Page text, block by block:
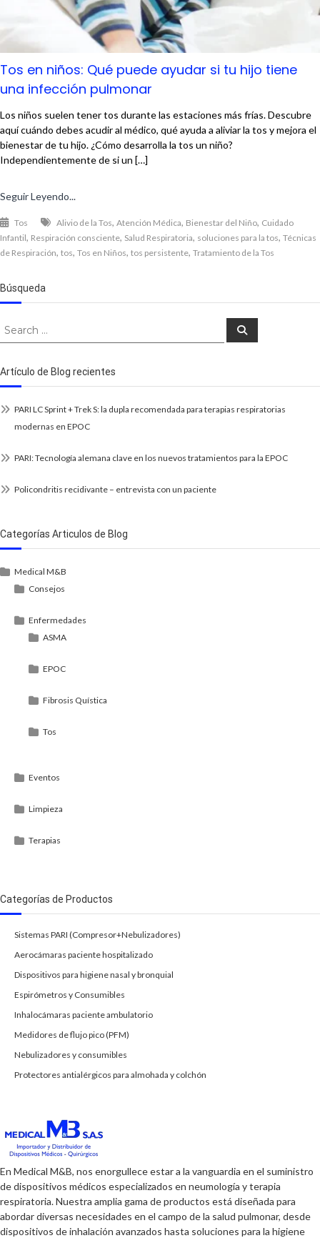
Tos en niños: Qué puede ayudar si tu hijo tiene
una infección pulmonar
Los niños suelen tener tos durante las estaciones más frías. Descubre
aquí cuándo debes acudir al médico, qué ayuda a aliviar la tos y mejora el
bienestar de tu hijo. ¿Cómo desarrolla la tos un niño?
Independientemente de si un […]
Seguir Leyendo...
Tos Alivio de la Tos, Atención Médica, Bienestar del Niño, Cuidado
Infantil, Respiración consciente, Salud Respiratoria, soluciones para la tos, Técnicas
de Respiración, tos, Tos en Niños, tos persistente, Tratamiento de la Tos
Búsqueda
Search
Search
Artículo de Blog recientes
PARI LC Sprint + Trek S: la dupla recomendada para terapias respiratorias
modernas en EPOC
PARI: Tecnología alemana clave en los nuevos tratamientos para la EPOC
Policondritis recidivante – entrevista con un paciente
Categorías Articulos de Blog
Medical M&B
Consejos
Enfermedades
ASMA
EPOC
Fibrosis Quística
Tos
Eventos
Limpieza
Terapias
Categorías de Productos
Sistemas PARI (Compresor+Nebulizadores)
Aerocámaras paciente hospitalizado
Dispositivos para higiene nasal y bronquial
Espirómetros y Consumibles
Inhalocámaras paciente ambulatorio
Medidores de flujo pico (PFM)
Nebulizadores y consumibles
Protectores antialérgicos para almohada y colchón
En Medical M&B, nos enorgullece estar a la vanguardia en el suministro
de dispositivos médicos especializados en neumología y terapia
respiratoria. Nuestra amplia gama de productos está diseñada para
abordar diversas necesidades en el campo de la salud pulmonar, desde
dispositivos de inhalación avanzados hasta soluciones para la higiene